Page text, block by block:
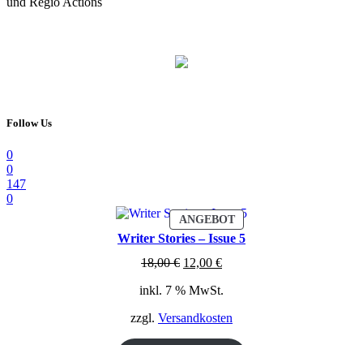
Follow Us
0
0
147
0
ANGEBOTPRODUKT
IM
ANGEBOT
Writer Stories – Issue 5
18,00€ Ursprünglicher
war:
12,00 €Aktueller
ist:
inkl. 7 % MwSt.
zzgl. Versandkosten